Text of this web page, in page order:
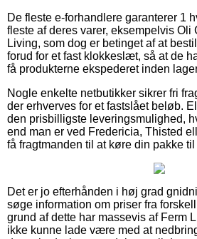
De fleste e-forhandlere garanterer 1
fleste af deres varer, eksempelvis Oli
Living, som dog er betinget af at
forud for et fast klokkeslæt, så at de
få produkterne ekspederet inden
Nogle enkelte netbutikker sikrer fri
der erhverves for et fastslået beløb.
den prisbilligste leveringsmulighed,
end man er ved Fredericia, Thisted
få fragtmanden til at køre din pakke
Det er jo efterhånden i høj grad
søge information om priser fra
grund af dette har massevis af Ferm
ikke kunne lade være med at